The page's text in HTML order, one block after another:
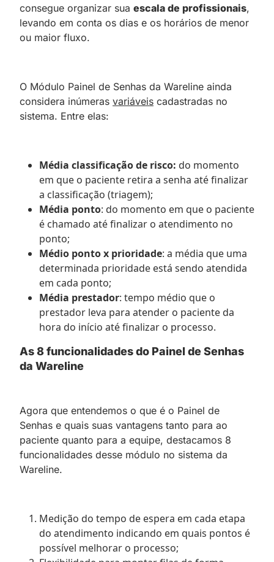
consegue organizar sua escala de profissionais,
levando em conta os dias e os horários de menor
ou maior fluxo.
O Módulo Painel de Senhas da Wareline ainda
considera inúmeras variáveis cadastradas no
sistema. Entre elas:
Média classificação de risco: do momento
em que o paciente retira a senha até finalizar
a classificação (triagem);
Média ponto: do momento em que o paciente
é chamado até finalizar o atendimento no
ponto;
Médio ponto x prioridade: a média que uma
determinada prioridade está sendo atendida
em cada ponto;
Média prestador: tempo médio que o
prestador leva para atender o paciente da
hora do início até finalizar o processo.
As 8 funcionalidades do Painel de Senhas
da Wareline
Agora que entendemos o que é o Painel de
Senhas e quais suas vantagens tanto para ao
paciente quanto para a equipe, destacamos 8
funcionalidades desse módulo no sistema da
Wareline.
Medição do tempo de espera em cada etapa
do atendimento indicando em quais pontos é
possível melhorar o processo;